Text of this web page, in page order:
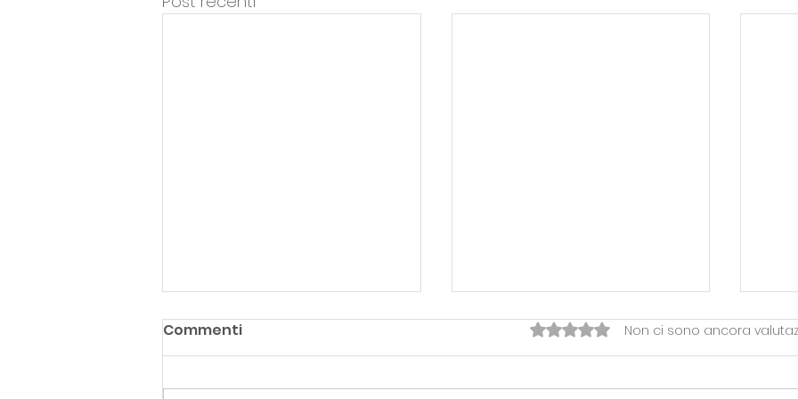
Commenti Valutazione 0 stelle su 5.
Non ci sono ancora